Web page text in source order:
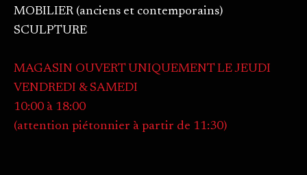
MOBILIER (anciens et contemporains)
SCULPTURE
MAGASIN OUVERT UNIQUEMENT LE JEUDI
VENDREDI & SAMEDI
10:00 à 18:00
(attention piétonnier à partir de 11:30)